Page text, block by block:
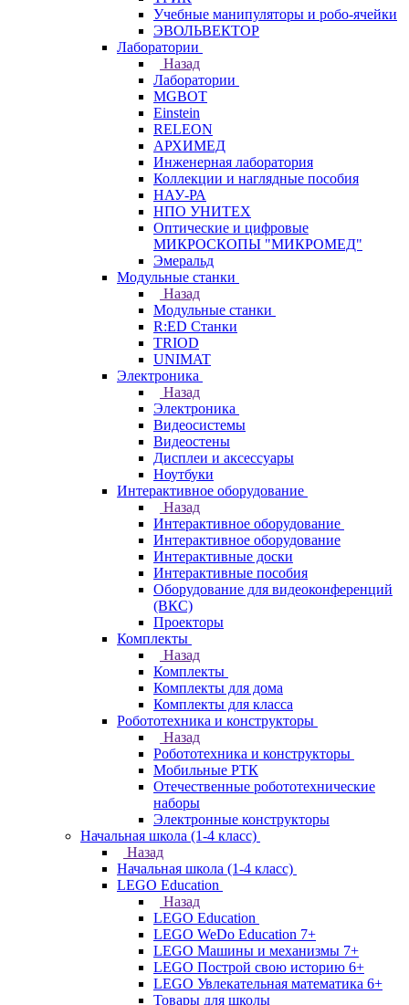
Учебные манипуляторы и робо-ячейки
ЭВОЛЬВЕКТОР
Лаборатории
Назад
Лаборатории
MGBOT
Einstein
RELEON
АРХИМЕД
Инженерная лаборатория
Коллекции и наглядные пособия
НАУ-РА
НПО УНИТЕХ
Оптические и цифровые
МИКРОСКОПЫ "МИКРОМЕД"
Эмеральд
Модульные станки
Назад
Модульные станки
R:ED Станки
TRIOD
UNIMAT
Электроника
Назад
Электроника
Видеосистемы
Видеостены
Дисплеи и аксессуары
Ноутбуки
Интерактивное оборудование
Назад
Интерактивное оборудование
Интерактивное оборудование
Интерактивные доски
Интерактивные пособия
Оборудование для видеоконференций
(ВКС)
Проекторы
Комплекты
Назад
Комплекты
Комплекты для дома
Комплекты для класса
Робототехника и конструкторы
Назад
Робототехника и конструкторы
Мобильные РТК
Отечественные робототехнические
наборы
Электронные конструкторы
Начальная школа (1-4 класс)
Назад
Начальная школа (1-4 класс)
LEGO Education
Назад
LEGO Education
LEGO WeDo Education 7+
LEGO Машины и механизмы 7+
LEGO Построй свою историю 6+
LEGO Увлекательная математика 6+
Товары для школы